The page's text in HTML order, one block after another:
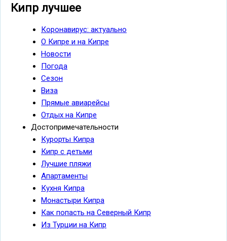
Кипр лучшее
Коронавирус: актуально
О Кипре и на Кипре
Новости
Погода
Сезон
Виза
Прямые авиарейсы
Отдых на Кипре
Достопримечательности
Курорты Кипра
Кипр с детьми
Лучшие пляжи
Апартаменты
Кухня Кипра
Монастыри Кипра
Как попасть на Северный Кипр
Из Турции на Кипр